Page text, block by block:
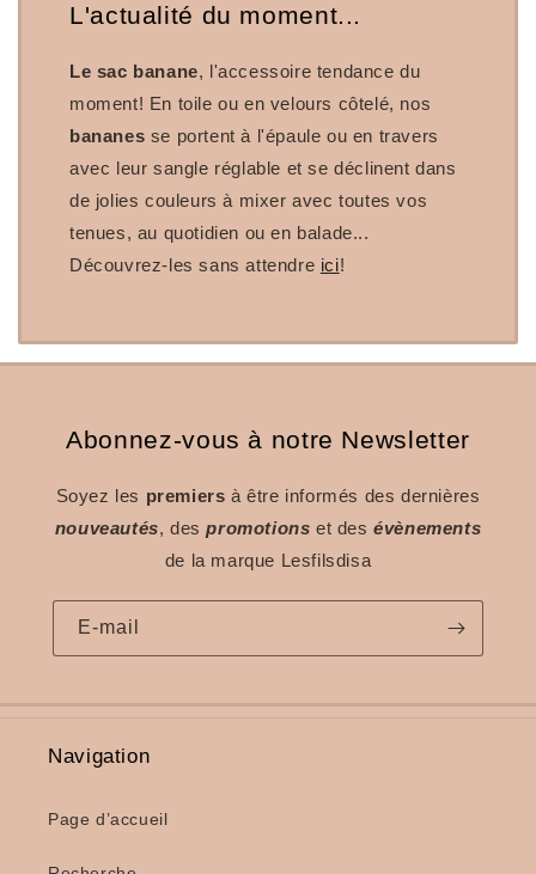
L'actualité du moment...
Le sac banane, l'accessoire tendance du
moment! En toile ou en velours côtelé, nos
bananes se portent à l'épaule ou en travers
avec leur sangle réglable et se déclinent dans
de jolies couleurs à mixer avec toutes vos
tenues, au quotidien ou en balade...
Découvrez-les sans attendre ici!
Abonnez-vous à notre Newsletter
Soyez les premiers à être informés des dernières
nouveautés, despromotions et desévènements
de la marque Lesfilsdisa
E-mail
Navigation
Page d’accueil